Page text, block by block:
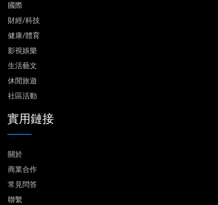
國際
財經/科技
健康/體育
影視娛樂
生活藝文
休閒旅遊
社區活動
實用鏈接
關於
商業合作
常見問答
聯繫